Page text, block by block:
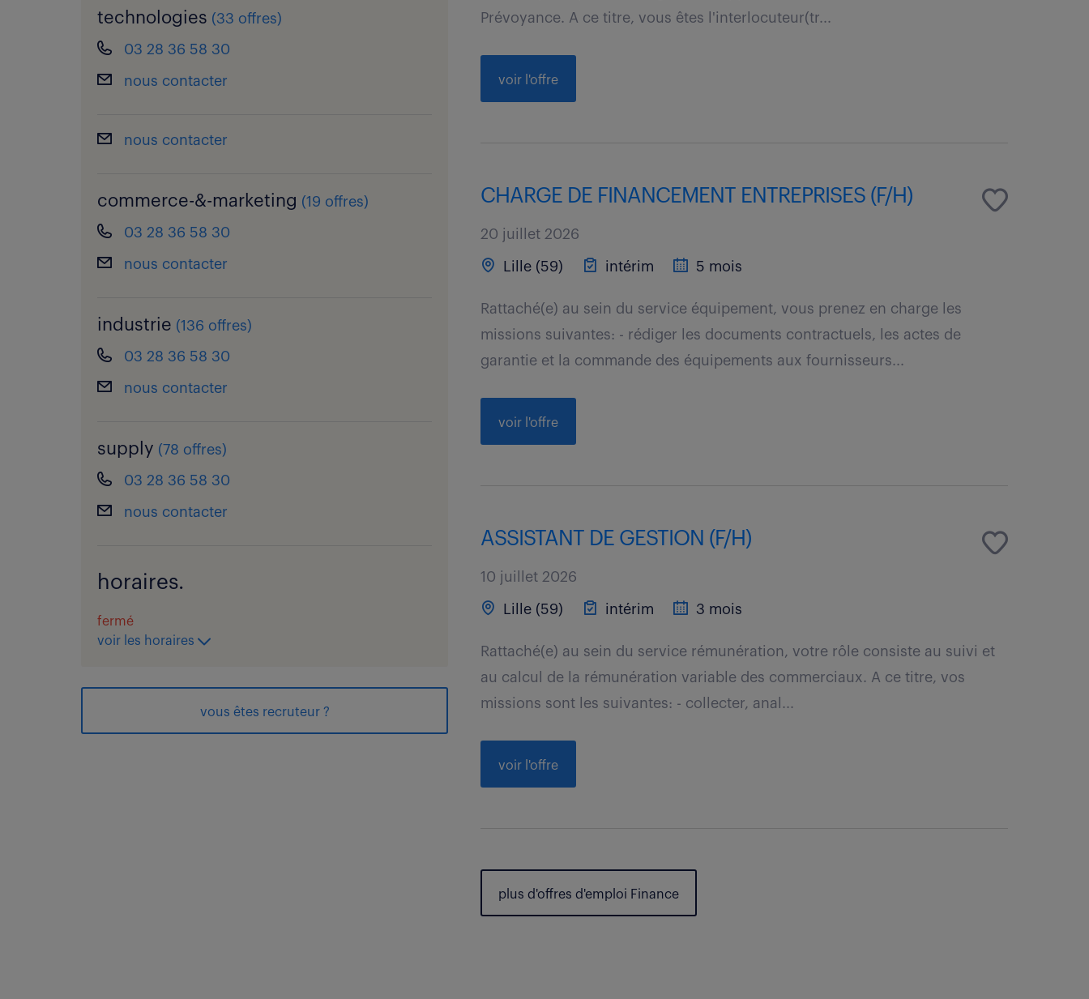
technologies (33 offres)
03 28 36 58 30
nous contacter
nous contacter
commerce-&-marketing (19 offres)
03 28 36 58 30
nous contacter
industrie (136 offres)
03 28 36 58 30
nous contacter
supply (78 offres)
03 28 36 58 30
nous contacter
horaires.
fermé
voir les horaires
vous êtes recruteur ?
Prévoyance. A ce titre, vous êtes l'interlocuteur(tr...
voir l'offre
CHARGE DE FINANCEMENT ENTREPRISES (F/H)
20 juillet 2026
Lille (59) intérim 5 mois
Rattaché(e) au sein du service équipement, vous prenez en charge les
missions suivantes: - rédiger les documents contractuels, les actes de
garantie et la commande des équipements aux fournisseurs...
voir l'offre
ASSISTANT DE GESTION (F/H)
10 juillet 2026
Lille (59) intérim 3 mois
Rattaché(e) au sein du service rémunération, votre rôle consiste au suivi et
au calcul de la rémunération variable des commerciaux. A ce titre, vos
missions sont les suivantes: - collecter, anal...
voir l'offre
plus d'offres d'emploi Finance